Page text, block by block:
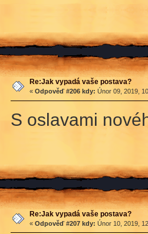
Re:Jak vypadá vaše postava?
« Odpověď #206 kdy: Únor 09, 2019,
S oslavami
Re:Jak vypadá vaše postava?
« Odpověď #207 kdy: Únor 10, 2019,